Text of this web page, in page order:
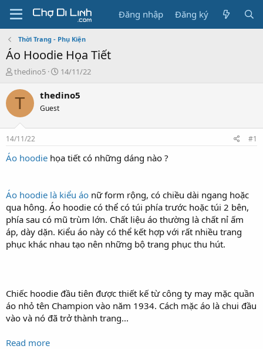
Đăng nhập Đăng ký
Thời Trang - Phụ Kiện
Áo Hoodie Họa Tiết
T
r
a
s
t
a
r
thedino5
N
à
14/11/22
T thedino5
Guest
14/11/22 #1
Áo hoodie họa tiết có những dáng nào ?
Áo hoodie là kiểu áo nữ form rộng, có chiều dài ngang hoặc
qua hông. Áo hoodie có thể có túi phía trước hoặc túi 2 bên,
phía sau có mũ trùm lớn. Chất liệu áo thường là chất nỉ ấm
áp, dày dặn. Kiểu áo này có thể kết hợp với rất nhiều trang
phục khác nhau tạo nên những bộ trang phục thu hút.
Chiếc hoodie đầu tiên được thiết kế từ công ty may mặc quần
áo nhỏ tên Champion vào năm 1934. Cách mặc áo là chui đầu
vào và nó đã trở thành trang...
Read more